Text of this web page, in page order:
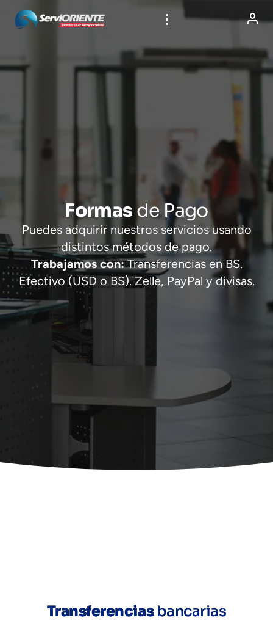
Formas de Pago
Puedes adquirir nuestros servicios usando
distintos métodos de pago.
Trabajamos con:Transferencias en BS.
Efectivo (USD o BS). Zelle, PayPal y divisas.
Transferenciasbancarias